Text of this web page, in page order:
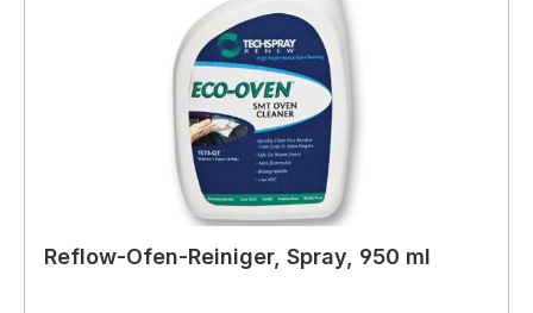
Reflow-Ofen-Reiniger, Spray, 950 ml